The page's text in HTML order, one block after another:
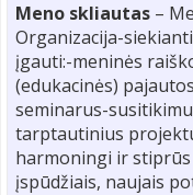
Meno skliautas –
Organizacija-
įgauti:-meninės
(edukacinės)
seminarus-
tarptautinius
harmoningi ir
įspūdžiais, naujais